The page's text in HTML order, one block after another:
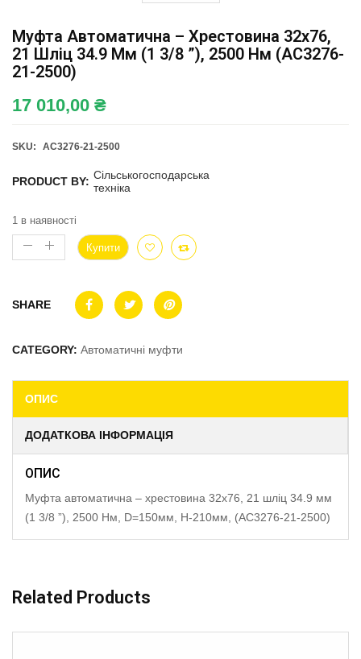
Муфта Автоматична – Хрестовина 32х76,
21 Шліц 34.9 Мм (1 3/8 ”), 2500 Нм (AC3276-
21-2500)
17 010,00 ₴
SKU: AC3276-21-2500
PRODUCT BY: Сільськогосподарська
техніка
1 в наявності
Купити
SHARE
CATEGORY: Автоматичні муфти
ОПИС
ДОДАТКОВА ІНФОРМАЦІЯ
ОПИС
Муфта автоматична – хрестовина 32х76, 21 шліц 34.9 мм
(1 3/8 ”), 2500 Нм, D=150мм, H-210мм, (AC3276-21-2500)
Related Products